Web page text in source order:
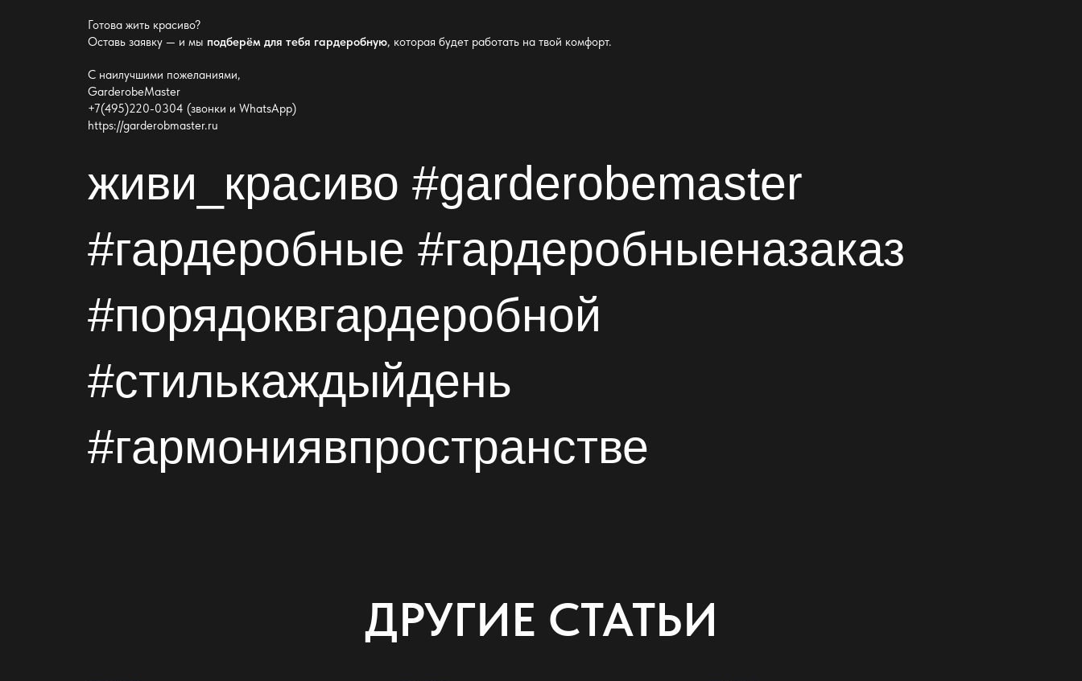
Готова жить красиво?
Оставь заявку — и мы подберём для тебя гардеробную, которая будет работать на твой комфорт.
С наилучшими пожеланиями,
GarderobeMaster
+7(495)220-0304 (звонки и WhatsApp)
https://garderobmaster.ru
живи_красиво #garderobemaster
#гардеробные #гардеробныеназаказ
#порядоквгардеробной
#стилькаждыйдень
#гармониявпространстве
ДРУГИЕ СТАТЬИ